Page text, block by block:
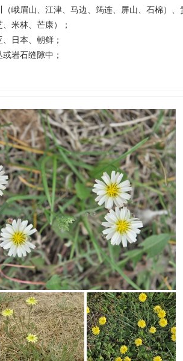
峨眉山、江津、马边、筠连、屏山、石棉）、
米林、芒康）；
日本、朝鲜；
岩石缝隙中；